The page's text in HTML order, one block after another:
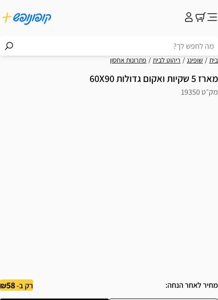
בית שופינג ריהוט לבית פתרונות אחסון
מארז 5 שקיות ואקום גדולות 60X90
מק״ט 19350
מחיר לאחר הנחה רק ב-58